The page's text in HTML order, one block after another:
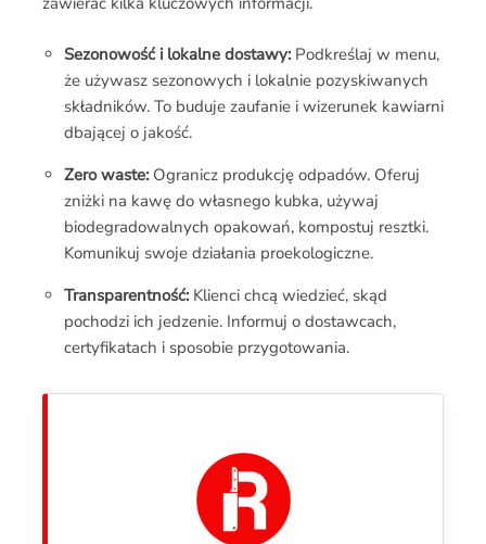
Sezonowość i lokalne dostawy:Podkreślaj w menu,
że używasz sezonowych i lokalnie pozyskiwanych
składników. To buduje zaufanie i wizerunek kawiarni
dbającej o jakość.
Zero waste:Ogranicz produkcję odpadów. Oferuj
zniżki na kawę do własnego kubka, używaj
biodegradowalnych opakowań, kompostuj resztki.
Komunikuj swoje działania proekologiczne.
Transparentność:Klienci chcą wiedzieć, skąd
pochodzi ich jedzenie. Informuj o dostawcach,
certyfikatach i sposobie przygotowania.